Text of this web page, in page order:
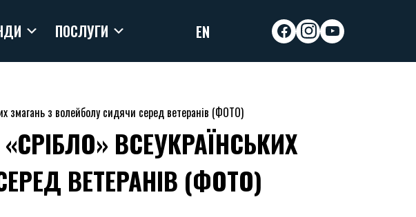
ПОСЛУГИ EN facebookinstagram
youtube
змагань з волейболу сидячи серед ветеранів (ФОТО)
ВСЕУКРАЇНСЬКИХ
ВЕТЕРАНІВ (ФОТО)